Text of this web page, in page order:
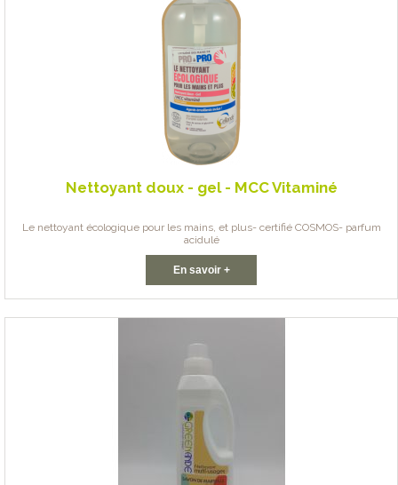
Nettoyant doux - gel - MCC Vitaminé
Le nettoyant écologique pour les mains, et plus- certifié COSMOS- parfum
acidulé
En savoir +